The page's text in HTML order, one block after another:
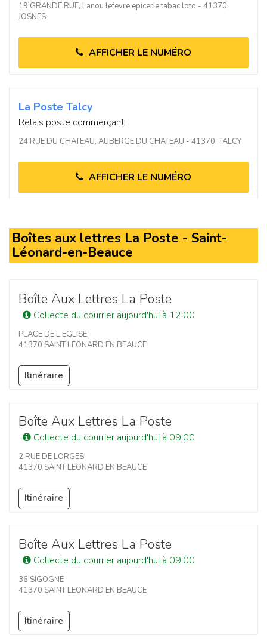
19 GRANDE RUE, Lanou lefevre epicerie tabac loto - 41370,
JOSNES
AFFICHER LE NUMÉRO
La Poste Talcy
Relais poste commerçant
24 RUE DU CHATEAU, AUBERGE DU CHATEAU - 41370, TALCY
AFFICHER LE NUMÉRO
Boîtes aux lettres La Poste - Saint-
Léonard-en-Beauce
Boîte Aux Lettres La Poste
Collecte du courrier aujourd'hui à 12:00
PLACE DE L EGLISE
41370 SAINT LEONARD EN BEAUCE
Itinéraire
Boîte Aux Lettres La Poste
Collecte du courrier aujourd'hui à 09:00
2 RUE DE LORGES
41370 SAINT LEONARD EN BEAUCE
Itinéraire
Boîte Aux Lettres La Poste
Collecte du courrier aujourd'hui à 09:00
36 SIGOGNE
41370 SAINT LEONARD EN BEAUCE
Itinéraire